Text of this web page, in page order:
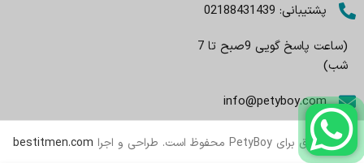
پشتیبانی: 02188431439
(ساعت پاسخ گویی 9صبح تا 7
شب)
info@petyboy.com
تمام حقوق برای PetyBoy محفوظ است. طراحی و اجرا bestitmen.com